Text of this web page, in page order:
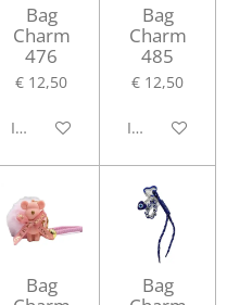
Bag
Charm
476
€ 12,50
In winkelwagen
Bag
Charm
485
€ 12,50
In
Bag
Bag